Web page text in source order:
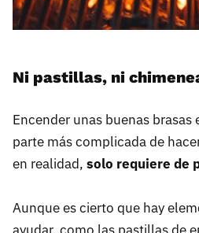
Ni pastillas, ni
Encender unas buenas
parte más complicada de
en realidad, solo requiere de
Aunque es cierto que hay